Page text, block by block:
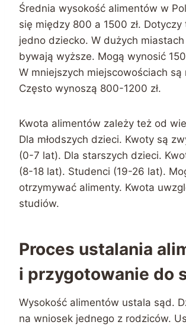
Średnia wysokość alimentów w
się między 800 a 1500 zł.
jedno dziecko. W dużych
bywają wyższe. Mogą wynosić
W mniejszych miejscowościach są
Często wynoszą 800-1200 zł.
Kwota alimentów zależy też od
Dla młodszych dzieci. Kwoty są
(0-7 lat). Dla starszych dzieci.
(8-18 lat). Studenci (19-26 lat).
otrzymywać alimenty. Kwota
studiów.
Proces ustalania
i przygotowanie do
Wysokość alimentów ustala sąd.
na wniosek jednego z rodziców.